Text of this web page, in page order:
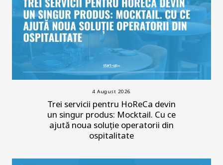
4 August 2026
Trei servicii pentru HoReCa devin
un singur produs: Mocktail. Cu ce
ajută noua soluție operatorii din
ospitalitate